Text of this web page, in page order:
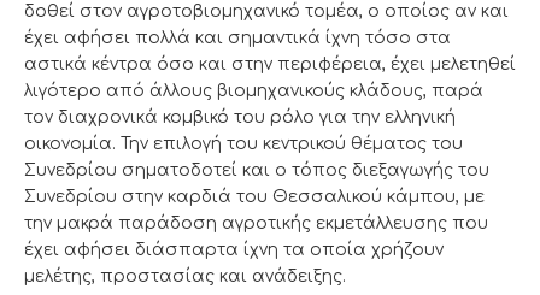
δοθεί στον αγροτοβιομηχανικό τομέα, ο οποίος αν και
έχει αφήσει πολλά και σημαντικά ίχνη τόσο στα
αστικά κέντρα όσο και στην περιφέρεια, έχει μελετηθεί
λιγότερο από άλλους βιομηχανικούς κλάδους, παρά
τον διαχρονικά κομβικό του ρόλο για την ελληνική
οικονομία. Την επιλογή του κεντρικού θέματος του
Συνεδρίου σηματοδοτεί και ο τόπος διεξαγωγής του
Συνεδρίου στην καρδιά του Θεσσαλικού κάμπου, με
την μακρά παράδοση αγροτικής εκμετάλλευσης που
έχει αφήσει διάσπαρτα ίχνη τα οποία χρήζουν
μελέτης, προστασίας και ανάδειξης.